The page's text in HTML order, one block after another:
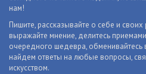
нам!
Пишите, рассказывайте о себе и
выражайте мнение, делитесь
очередного шедевра, обменивайтесь
найдем ответы на любые вопросы,
искусством.